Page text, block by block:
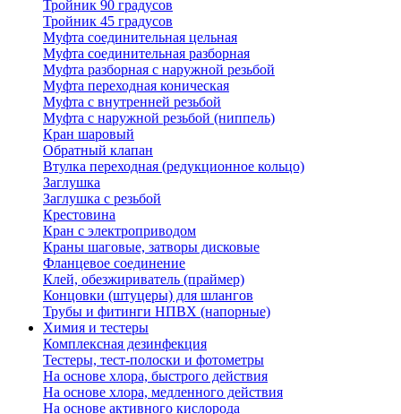
Тройник 90 градусов
Тройник 45 градусов
Муфта соединительная цельная
Муфта соединительная разборная
Муфта разборная с наружной резьбой
Муфта переходная коническая
Муфта с внутренней резьбой
Муфта с наружной резьбой (ниппель)
Кран шаровый
Обратный клапан
Втулка переходная (редукционное кольцо)
Заглушка
Заглушка с резьбой
Крестовина
Кран с электроприводом
Краны шаговые, затворы дисковые
Фланцевое соединение
Клей, обезжириватель (праймер)
Концовки (штуцеры) для шлангов
Трубы и фитинги НПВХ (напорные)
Химия и тестеры
Комплексная дезинфекция
Тестеры, тест-полоски и фотометры
На основе хлора, быстрого действия
На основе хлора, медленного действия
На основе активного кислорода